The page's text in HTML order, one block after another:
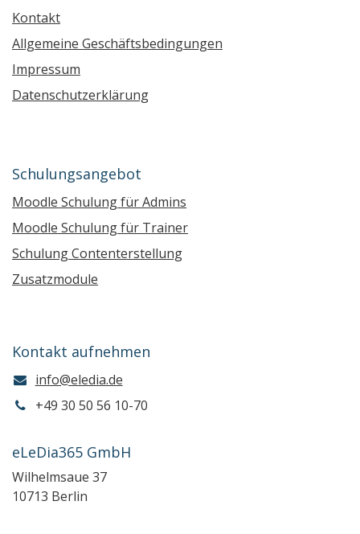
Kontakt
Allgemeine Geschäftsbedingungen
Impressum
Datenschutzerklärung
Schulungsangebot
Moodle Schulung für Admins
Moodle Schulung für Trainer
Schulung Contenterstellung
Zusatzmodule
Kontakt aufnehmen
info@eledia.de
+49 30 50 56 10-70
eLeDia365 GmbH
Wilhelmsaue 37
10713 Berlin